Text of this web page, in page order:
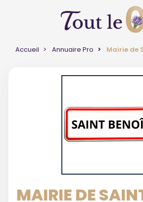
Accueil Annuaire Pro Mairie de
MAIRIE DE